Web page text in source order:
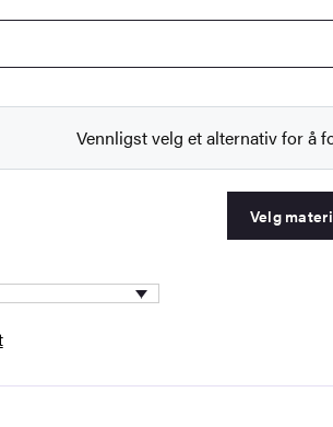
Vennligst velg et alternativ for å
Velg